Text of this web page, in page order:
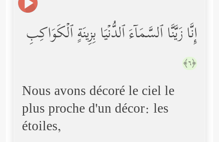
إِنَّا زَیَّنَّا ٱلسَّمَاۤءَ ٱلدُّنۡیَا بِزِینَةٍ ٱلۡكَوَاكِبِ
﴿٦﴾
Nous avons décoré le ciel le
plus proche d'un décor: les
étoiles,